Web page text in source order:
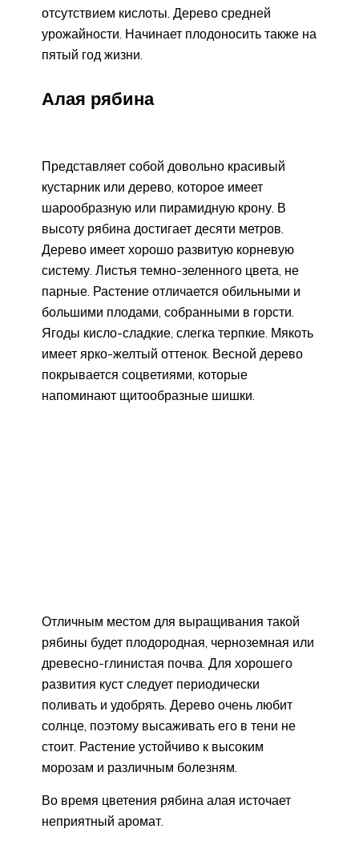
отсутствием кислоты. Дерево средней
урожайности. Начинает плодоносить также на
пятый год жизни.
Алая рябина
Представляет собой довольно красивый
кустарник или дерево, которое имеет
шарообразную или пирамидную крону. В
высоту рябина достигает десяти метров.
Дерево имеет хорошо развитую корневую
систему. Листья темно-зеленного цвета, не
парные. Растение отличается обильными и
большими плодами, собранными в горсти.
Ягоды кисло-сладкие, слегка терпкие. Мякоть
имеет ярко-желтый оттенок. Весной дерево
покрывается соцветиями, которые
напоминают щитообразные шишки.
Отличным местом для выращивания такой
рябины будет плодородная, черноземная или
древесно-глинистая почва. Для хорошего
развития куст следует периодически
поливать и удобрять. Дерево очень любит
солнце, поэтому высаживать его в тени не
стоит. Растение устойчиво к высоким
морозам и различным болезням.
Во время цветения рябина алая источает
неприятный аромат.